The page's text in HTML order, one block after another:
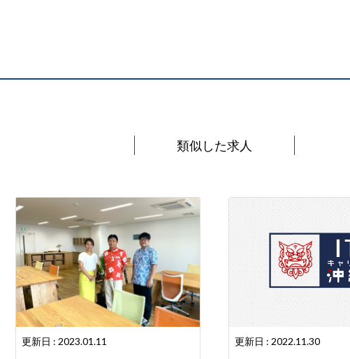
類似した求人
更新日 : 2023.01.11 更新日 : 2022.11.30